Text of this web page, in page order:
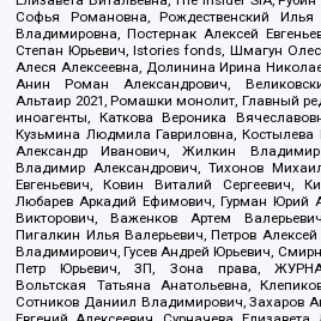
Софья Романовна, Рождественский
Владимировна, Постернак Алексей
Степан Юрьевич, Istories fonds, Шмагун
Алеся Алексеевна, Долинина Ирина
Анин Роман Александрович,
Альтаир 2021, Ромашки монолит, Главный
иноагенты, Каткова Вероника
Кузьмина Людмила Гавриловна,
Александр Иванович, Жилкин
Владимир Александрович, Тихонов
Евгеньевич, Ковин Виталий Сергеевич,
Любарев Аркадий Ефимович, Гурман Юрий
Викторович, Важенков Артем
Пигалкин Илья Валерьевич, Петров
Владимирович, Гусев Андрей Юрьевич,
Петр Юрьевич, ЗП, Зона права,
Вольтская Татьяна Анатольевна,
Сотников Даниил Владимирович, Захаров